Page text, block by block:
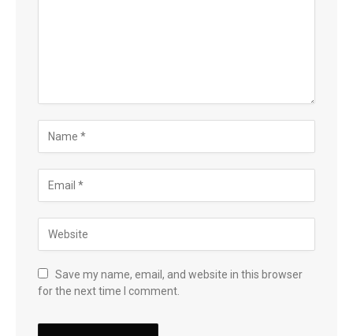
Save my name, email, and website in this browser
for the next time I comment.